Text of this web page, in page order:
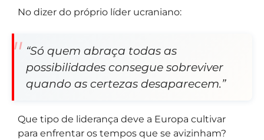
No dizer do próprio líder ucraniano:
“Só quem abraça todas as
possibilidades consegue sobreviver
quando as certezas desaparecem.”
Que tipo de liderança deve a Europa cultivar
para enfrentar os tempos que se avizinham?